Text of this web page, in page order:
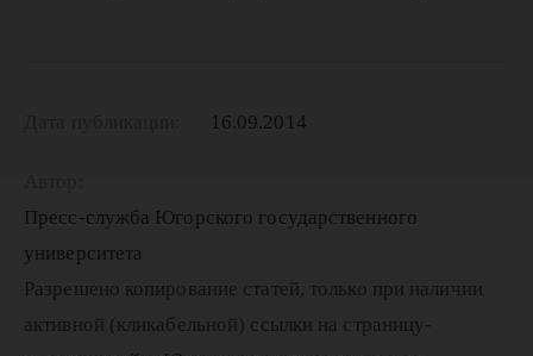
16.09.2014
Пресс-служба Югорского государственного
университета
Разрешено копирование статей, только при наличии
активной (кликабельной) ссылки на страницу-